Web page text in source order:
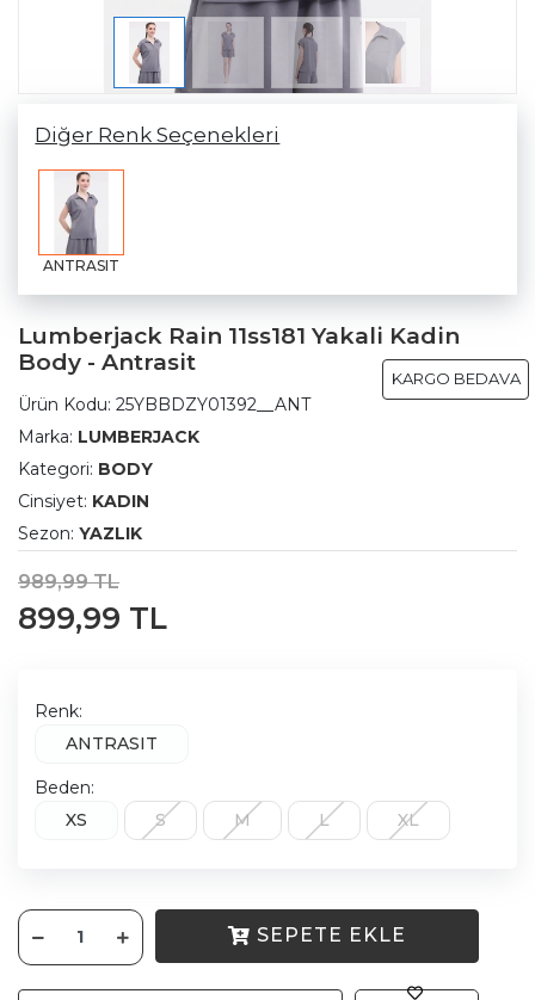
Diğer Renk Seçenekleri
ANTRASIT
Lumberjack Rain 11ss181 Yakali Kadin
Body - Antrasit
KARGO BEDAVA
Ürün Kodu: 25YBBDZY01392__ANT
Marka: LUMBERJACK
Kategori: BODY
Cinsiyet: KADIN
Sezon: YAZLIK
989,99 TL
899,99 TL
Renk:
ANTRASIT
Beden:
XS
S M L XL
SEPETE EKLE